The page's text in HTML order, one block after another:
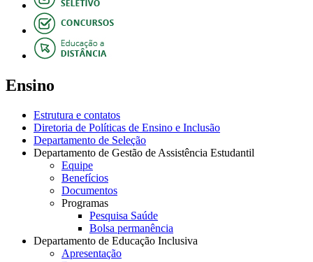
Ensino
Estrutura e contatos
Diretoria de Políticas de Ensino e Inclusão
Departamento de Seleção
Departamento de Gestão de Assistência Estudantil
Equipe
Benefícios
Documentos
Programas
Pesquisa Saúde
Bolsa permanência
Departamento de Educação Inclusiva
Apresentação